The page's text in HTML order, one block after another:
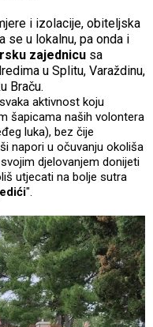
i izolacije, obiteljska
se u lokalnu, pa onda i
zajednicu sa
u Splitu, Varaždinu,
Braču.
aktivnost koju
šapicama naših volontera
luka), bez čije
napori u očuvanju okoliša
djelovanjem donijeti
utjecati na bolje sutra
".